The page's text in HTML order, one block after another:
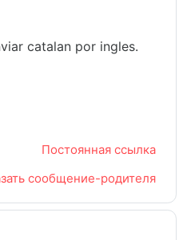
catalan por ingles.
Постоянная ссылка
сообщение-родителя